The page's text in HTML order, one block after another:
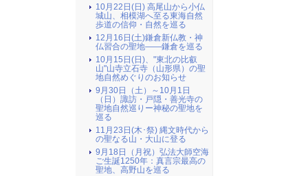
10月22日(日) 高尾山から小仏
城山、相模湖へ至る東海自然
歩道の信仰・自然を巡る
12月16日(土)鎌倉新仏教・神
仏習合の聖地――鎌倉を巡る
10月15日(日)、"東北の比叡
山"山寺立石寺（山形県）の聖
地自然めぐりのお知らせ
9月30日（土）～10月1日
（日）諏訪・戸隠・善光寺の
聖地自然巡りー神秘の聖地を
巡る
11月23日(木･祭) 縄文時代から
の聖なる山・大山に登る
9月18日（月祝）弘法大師空海
ご生誕1250年：真言宗最高の
聖地、高野山を巡る